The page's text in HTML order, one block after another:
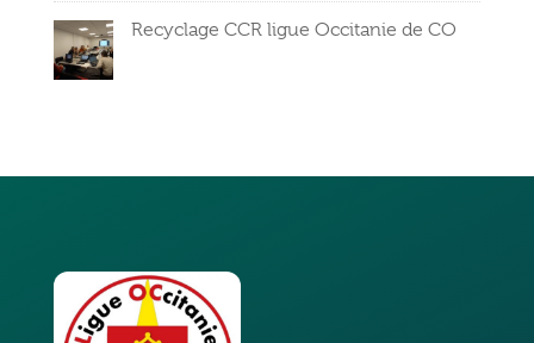
Recyclage CCR ligue Occitanie de CO